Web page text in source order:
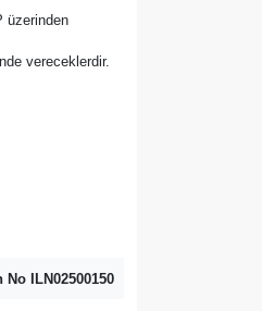
üzerinden
vereceklerdir.
No ILN02500150